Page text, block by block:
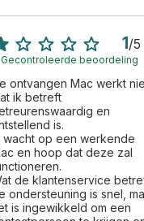
1/5
Gecontroleerde beoordeling
ontvangen Mac werkt
ik betreft
en
is.
wacht op een werkende
en hoop dat deze zal
de klantenservice
ondersteuning is snel,
is ingewikkeld om een